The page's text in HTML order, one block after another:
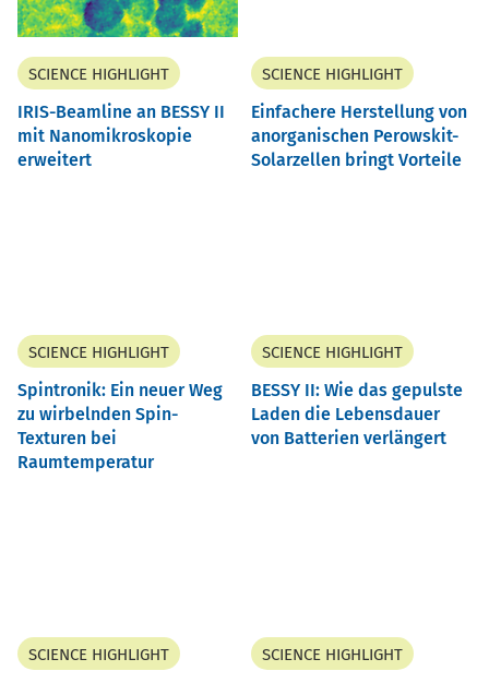
SCIENCE HIGHLIGHT
IRIS-Beamline an BESSY II
mit Nanomikroskopie
erweitert
SCIENCE HIGHLIGHT
Einfachere Herstellung von
anorganischen Perowskit-
Solarzellen bringt Vorteile
SCIENCE HIGHLIGHT
Spintronik: Ein neuer Weg
zu wirbelnden Spin-
Texturen bei
Raumtemperatur
SCIENCE HIGHLIGHT
BESSY II: Wie das gepulste
Laden die Lebensdauer
von Batterien verlängert
SCIENCE HIGHLIGHT SCIENCE HIGHLIGHT